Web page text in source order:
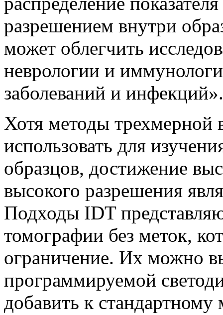
разрешением внутри
может облегчить
неврологии и
заболеваний и инфекций».
Хотя методы трехмерной
использовать для
образцов, достижение
высокого разрешения
Подходы IDT
томографии без меток,
ограничение. Их можно
программируемой
добавить к стандартному